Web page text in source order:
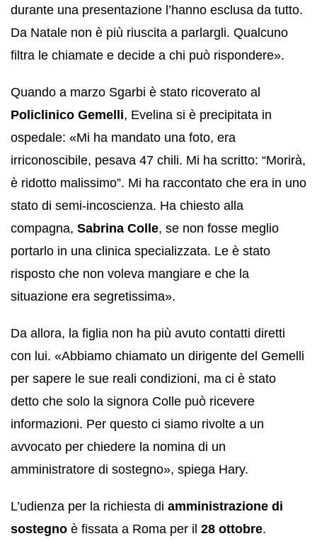
durante una presentazione l’hanno esclusa da tutto.
Da Natale non è più riuscita a parlargli. Qualcuno
filtra le chiamate e decide a chi può rispondere».
Quando a marzo Sgarbi è stato ricoverato al
Policlinico Gemelli, Evelina si è precipitata in
ospedale: «Mi ha mandato una foto, era
irriconoscibile, pesava 47 chili. Mi ha scritto: “Morirà,
è ridotto malissimo”. Mi ha raccontato che era in uno
stato di semi-incoscienza. Ha chiesto alla
compagna, Sabrina Colle, se non fosse meglio
portarlo in una clinica specializzata. Le è stato
risposto che non voleva mangiare e che la
situazione era segretissima».
Da allora, la figlia non ha più avuto contatti diretti
con lui. «Abbiamo chiamato un dirigente del Gemelli
per sapere le sue reali condizioni, ma ci è stato
detto che solo la signora Colle può ricevere
informazioni. Per questo ci siamo rivolte a un
avvocato per chiedere la nomina di un
amministratore di sostegno», spiega Hary.
L’udienza per la richiesta di amministrazione di
sostegno è fissata a Roma per il 28 ottobre.